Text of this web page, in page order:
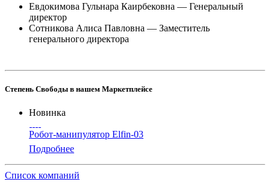
Евдокимова Гульнара Каирбековна — Генеральный
директор
Сотникова Алиса Павловна — Заместитель
генерального директора
Степень Свободы в нашем Маркетплейсе
Новинка
Робот-манипулятор Elfin-03
Подробнее
Список компаний